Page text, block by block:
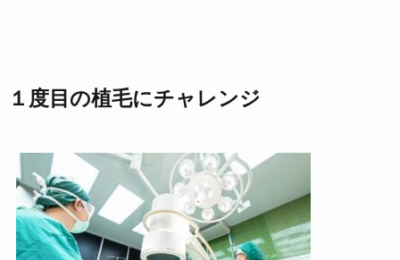
１度目の植毛にチャレンジ